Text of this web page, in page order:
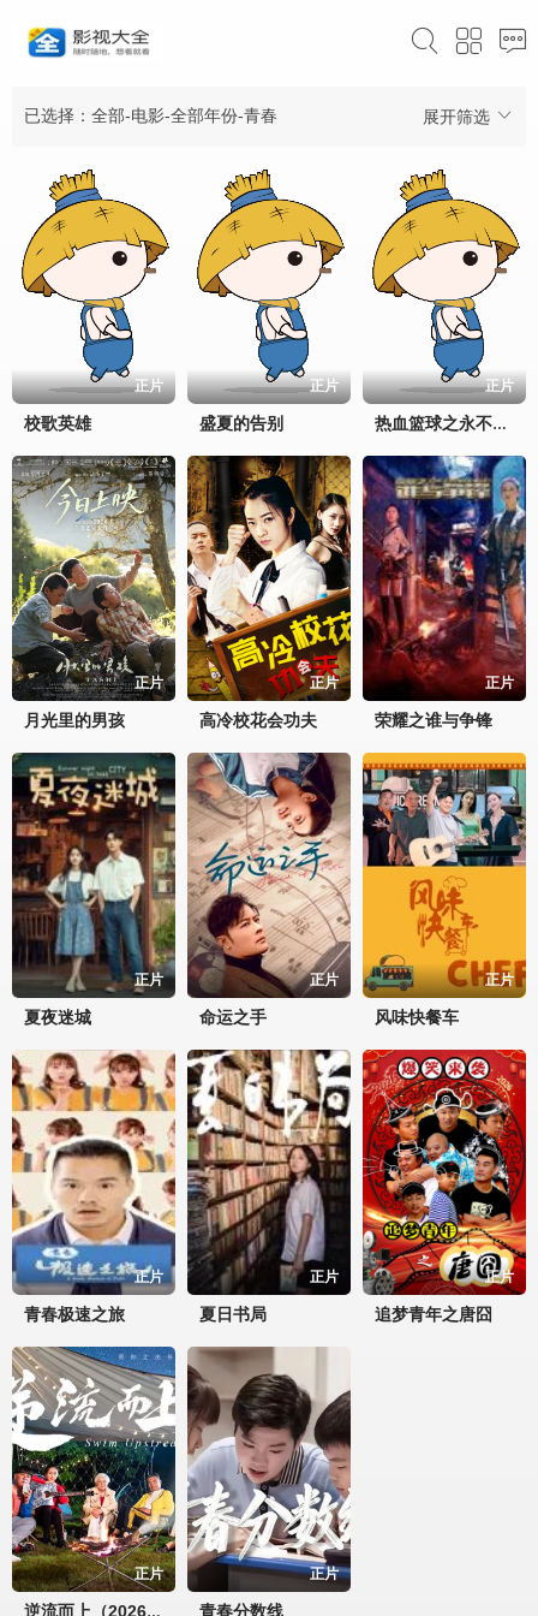
展开筛选
已选择：全部-电影-全部年份-青春
正片
校歌英雄
正片
盛夏的告别
正片
热血篮球之永不放弃
正片
月光里的男孩
正片
高冷校花会功夫
正片
荣耀之谁与争锋
正片
夏夜迷城
正片
命运之手
正片
风味快餐车
正片
青春极速之旅
正片
夏日书局
正片
追梦青年之唐囧
正片
逆流而上（2026）
正片
青春分数线